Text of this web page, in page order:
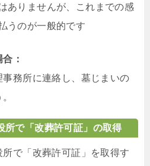
ありませんが、これまでの感
うのが一般的です
：
務所に連絡し、墓じまいの
所で「改葬許可証」の取得
で「改葬許可証」を取得す